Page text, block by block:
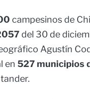
campesinos de
del 30 de
Agustín
en 527 municipios